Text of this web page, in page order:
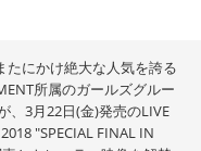
たにかけ絶大な人気を誇る
所属のガールズグルー
、3月22日(金)発売のLIVE
"SPECIAL FINAL IN